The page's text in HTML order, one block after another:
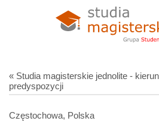
« Studia magisterskie jednolite -
predyspozycji
Częstochowa, Polska